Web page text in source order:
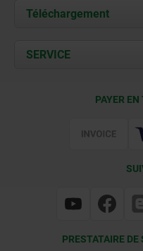
À propos de nous
Contact
Téléchargement
Documents
SERVICE
PAYER
PRESTATAIRE DE